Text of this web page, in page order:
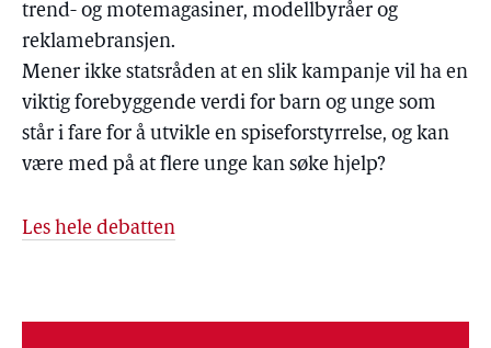
trend- og motemagasiner, modellbyråer og
reklamebransjen.
Mener ikke statsråden at en slik kampanje vil ha en
viktig forebyggende verdi for barn og unge som
står i fare for å utvikle en spiseforstyrrelse, og kan
være med på at flere unge kan søke hjelp?
Les hele debatten